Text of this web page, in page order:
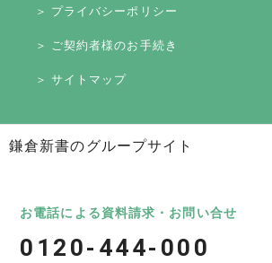
＞ プライバシーポリシー
＞ ご契約者様のお手続き
＞ サイトマップ
鎌倉新書のグループサイト
いいお墓 Life.（ライフドット） いいお
いいお墓-ペット霊園版 樹木葬なび
お電話による資料請求・お問い合せ
0120-444-000